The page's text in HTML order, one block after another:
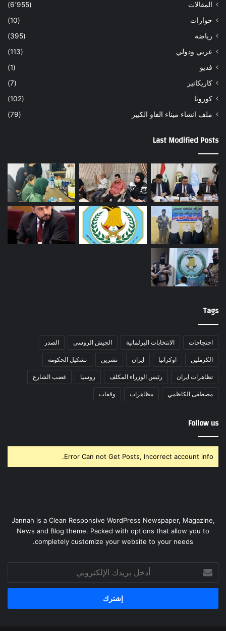
المقالات
(6٬955)
حوارات
(10)
رياضة
(395)
عربي ودولي
(113)
فديو
(1)
كاريكاتير
(7)
كورونا
(102)
ملف انشاء ميناء الفاو الكبير
(79)
Last Modified Posts
Tags
احتجاجات الانتخابات البرلمانية الجيش الروسي الصدر
الكرملين اوكرانيا ايران تشرين تشكيل الحكومة
تظاهرات ايران رئيس الوزراء المكلف روسيا غضب الشارع
مصطفى الكاظمي مظاهرات وقفات
Follow us
Error Can not Get Posts, Incorrect account info.
Jannah is a Clean Responsive WordPress Newspaper, Magazine,
News and Blog theme. Packed with options that allow you to
completely customize your website to your needs.
بريدك
الإلكتروني